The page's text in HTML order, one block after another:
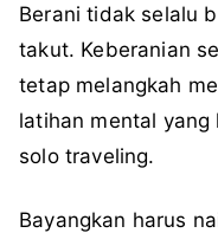
Berani tidak selalu
takut. Keberanian
tetap melangkah
latihan mental
solo traveling.
Bayangkan harus